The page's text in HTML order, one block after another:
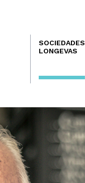
Navegación
principal
SOCIEDADES
LONGEVAS